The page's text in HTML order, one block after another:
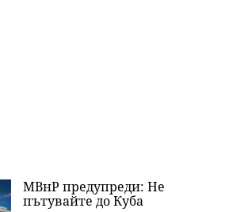
МВнР предупреди: Не
пътувайте до Куба